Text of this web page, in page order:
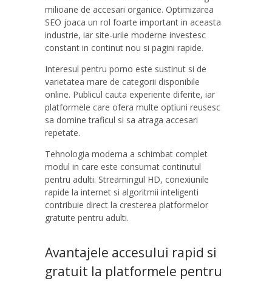
milioane de accesari organice. Optimizarea
SEO joaca un rol foarte important in aceasta
industrie, iar site-urile moderne investesc
constant in continut nou si pagini rapide.
Interesul pentru porno este sustinut si de
varietatea mare de categorii disponibile
online. Publicul cauta experiente diferite, iar
platformele care ofera multe optiuni reusesc
sa domine traficul si sa atraga accesari
repetate.
Tehnologia moderna a schimbat complet
modul in care este consumat continutul
pentru adulti. Streamingul HD, conexiunile
rapide la internet si algoritmii inteligenti
contribuie direct la cresterea platformelor
gratuite pentru adulti.
Avantajele accesului rapid si
gratuit la platformele pentru